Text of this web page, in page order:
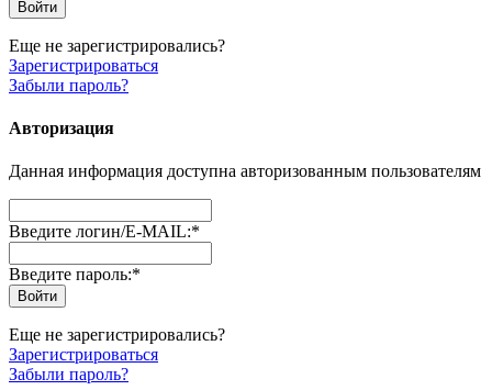
Еще не зарегистрировались?
Зарегистрироваться
Забыли пароль?
Авторизация
Данная информация доступна авторизованным пользователям
Введите логин/E-MAIL:*
Введите пароль:*
Еще не зарегистрировались?
Зарегистрироваться
Забыли пароль?